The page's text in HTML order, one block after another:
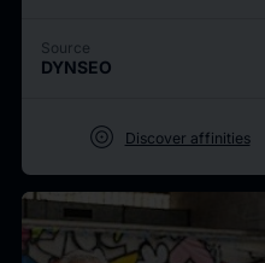
Source
DYNSEO
target Discover affinities